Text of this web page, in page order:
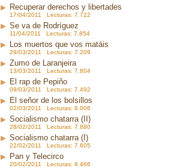
Recuperar derechos y libertades
17/04/2011 Lecturas: 7.722
Se va de Rodríguez
11/04/2011 Lecturas: 7.854
Los muertos que vos matáis
29/03/2011 Lecturas: 7.209
Zumo de Laranjeira
13/03/2011 Lecturas: 7.804
El rap de Pepiño
09/03/2011 Lecturas: 7.492
El señor de los bolsillos
02/03/2011 Lecturas: 8.006
Socialismo chatarra (II)
28/02/2011 Lecturas: 7.880
Socialismo chatarra (I)
22/02/2011 Lecturas: 7.605
Pan y Telecirco
20/02/2011 Lecturas: 8.466